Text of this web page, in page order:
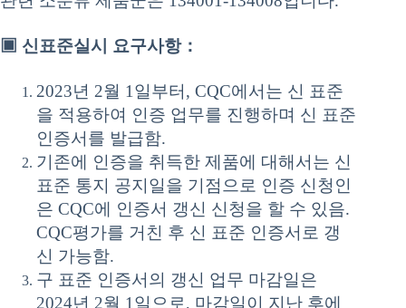
▣ 신표준실시 요구사항：
2023년 2월 1일부터, CQC에서는 신 표준
을 적용하여 인증 업무를 진행하며 신 표준
인증서를 발급함.
기존에 인증을 취득한 제품에 대해서는 신
표준 통지 공지일을 기점으로 인증 신청인
은 CQC에 인증서 갱신 신청을 할 수 있음.
CQC평가를 거친 후 신 표준 인증서로 갱
신 가능함.
구 표준 인증서의 갱신 업무 마감일은
2024년 2월 1일으로, 마감일이 지난 후에